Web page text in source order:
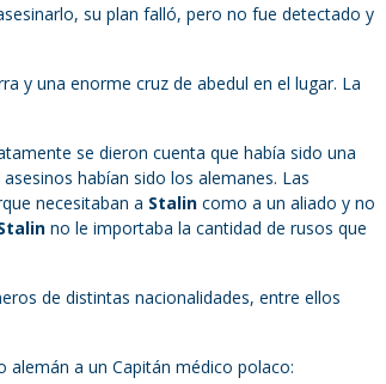
su plan falló, pero no fue detectado y
y una enorme cruz de abedul en el lugar. La
se dieron cuenta que había sido una
habían sido los alemanes. Las
necesitaban a Stalin como a un aliado y no
no le importaba la cantidad de rusos que
de distintas nacionalidades, entre ellos
a un Capitán médico polaco: